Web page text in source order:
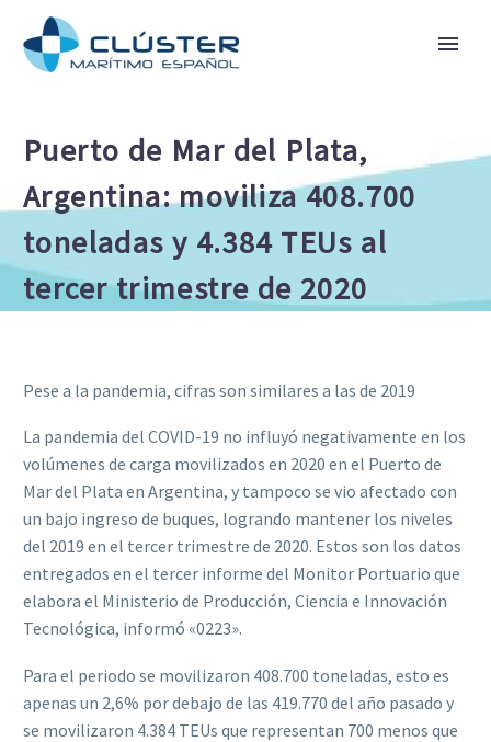
Puerto de Mar del Plata,
Argentina: moviliza 408.700
toneladas y 4.384 TEUs al
tercer trimestre de 2020
Pese a la pandemia, cifras son similares a las de 2019
La pandemia del COVID-19 no influyó negativamente en los
volúmenes de carga movilizados en 2020 en el Puerto de
Mar del Plata en Argentina, y tampoco se vio afectado con
un bajo ingreso de buques, logrando mantener los niveles
del 2019 en el tercer trimestre de 2020. Estos son los datos
entregados en el tercer informe del Monitor Portuario que
elabora el Ministerio de Producción, Ciencia e Innovación
Tecnológica, informó «0223».
Para el periodo se movilizaron 408.700 toneladas, esto es
apenas un 2,6% por debajo de las 419.770 del año pasado y
se movilizaron 4.384 TEUs que representan 700 menos que